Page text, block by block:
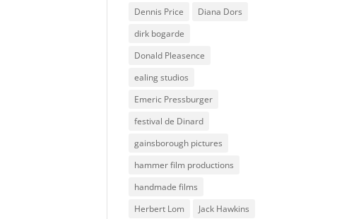
Dennis Price
Diana Dors
dirk bogarde
Donald Pleasence
ealing studios
Emeric Pressburger
festival de Dinard
gainsborough pictures
hammer film productions
handmade films
Herbert Lom
Jack Hawkins